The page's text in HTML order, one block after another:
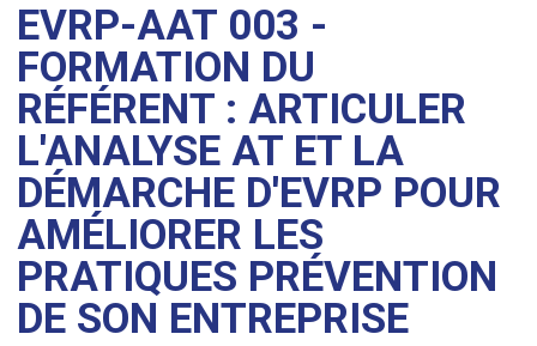
EVRP-AAT 003 -
FORMATION DU
RÉFÉRENT : ARTICULER
L'ANALYSE AT ET LA
DÉMARCHE D'EVRP POUR
AMÉLIORER LES
PRATIQUES PRÉVENTION
DE SON ENTREPRISE